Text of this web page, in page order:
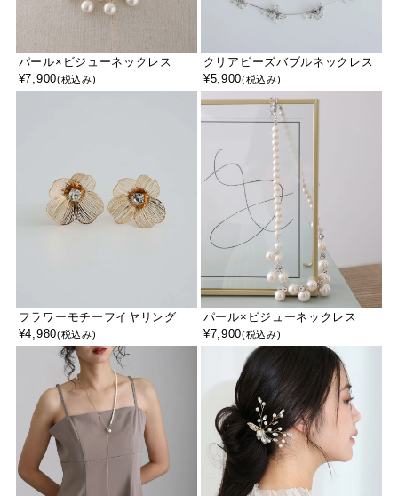
パール×ビジューネックレス
¥7,900(税込み)
クリアビーズバブルネックレス
¥5,900(税込み)
フラワーモチーフイヤリング
¥4,980(税込み)
パール×ビジューネックレス
¥7,900(税込み)